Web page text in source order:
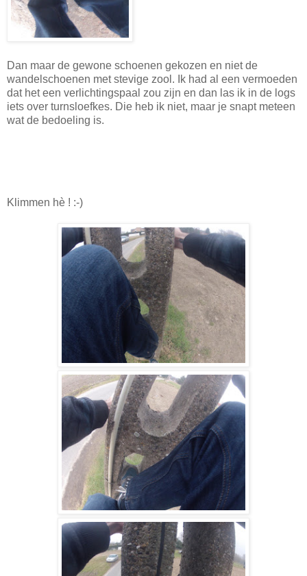
Dan maar de gewone schoenen gekozen en niet de
wandelschoenen met stevige zool. Ik had al een vermoeden
dat het een verlichtingspaal zou zijn en dan las ik in de logs
iets over turnsloefkes. Die heb ik niet, maar je snapt meteen
wat de bedoeling is.
Klimmen hè ! :-)